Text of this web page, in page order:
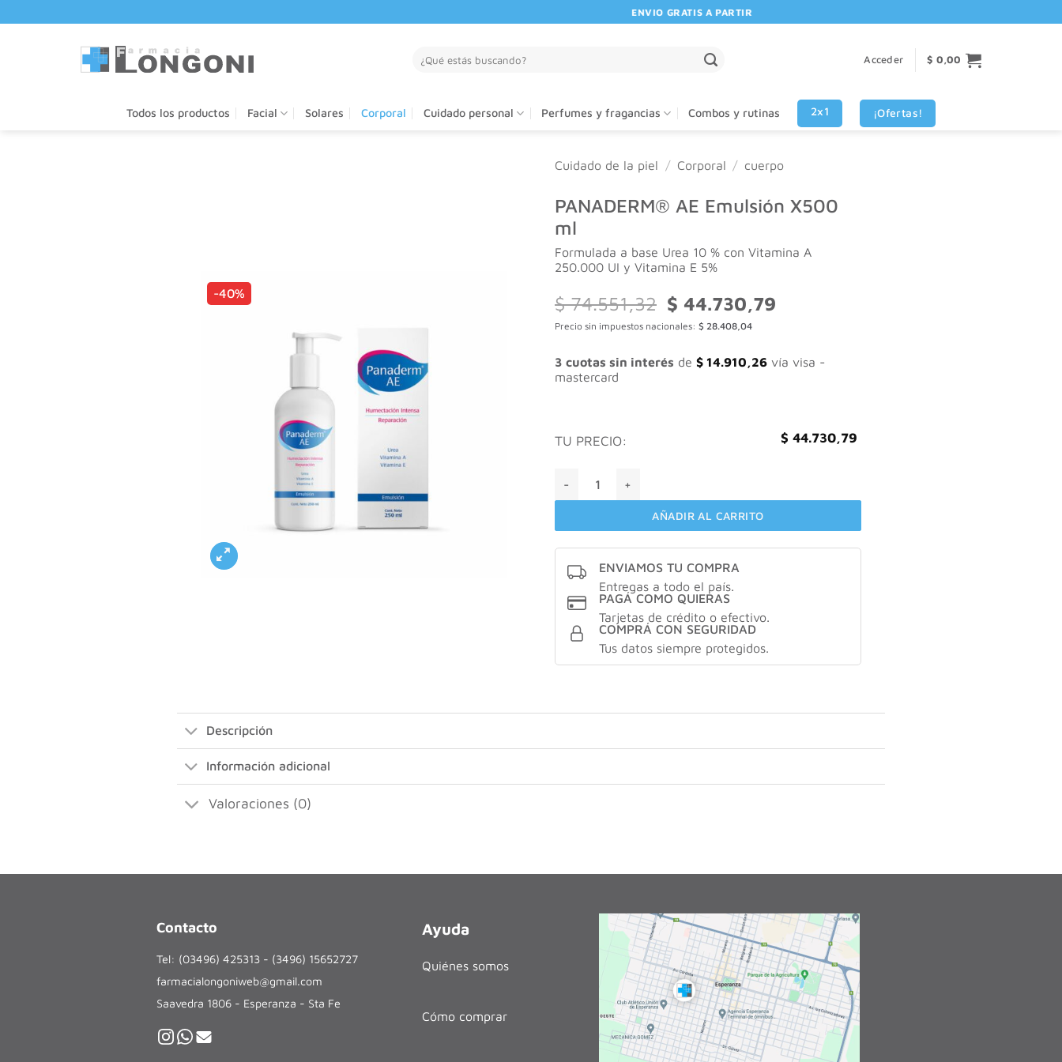
al
ENVIO GRATIS A PARTIR DE $80.000! 🚚 | 💳 3 CUOTAS SIN INTERES VISA -
por:
Acceder $ 0,00
Todos los productos Facial Solares Corporal Cuidado personal Perfumes y fragancias Combos y rutinas 2x1 ¡Ofertas!
-40%
Cuidado de la piel / Corporal / cuerpo
PANADERM® AE Emulsión X500
ml
Formulada a base Urea 10 % con Vitamina A
250.000 UI y Vitamina E 5%
$74.551,32 El
precio
original
$ 74.551,32.
$ 44.730,79
$ 44.730,79.
Precio sin impuestos nacionales: $ 28.408,04
3 cuotas sin interés de $ 14.910,26 vía visa -
mastercard
TU PRECIO: $ 44.730,79
AÑADIR AL CARRITO
ENVIAMOS TU COMPRA
Entregas a todo el país.
PAGÁ COMO QUIERAS
Tarjetas de crédito o efectivo.
COMPRÁ CON SEGURIDAD
Tus datos siempre protegidos.
Descripción
Información adicional
Valoraciones (0)
Contacto
Tel: (03496) 425313 - (3496) 15652727
farmacialongoniweb@gmail.com
Saavedra 1806 - Esperanza - Sta Fe
Ayuda
Quiénes somos
Cómo comprar